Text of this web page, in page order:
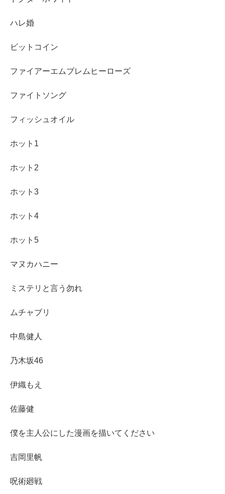
ハレ婚
ビットコイン
ファイアーエムブレムヒーローズ
ファイトソング
フィッシュオイル
ホット1
ホット2
ホット3
ホット4
ホット5
マヌカハニー
ミステリと言う勿れ
ムチャブリ
中島健人
乃木坂46
伊織もえ
佐藤健
僕を主人公にした漫画を描いてください
吉岡里帆
呪術廻戦